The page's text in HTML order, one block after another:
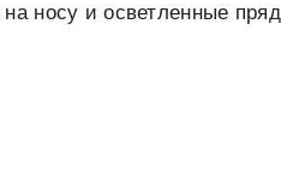
носу и осветленные